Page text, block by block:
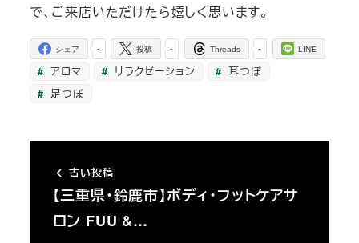
で、ご来店いただけたら嬉しく思います。
-
シェア -
投稿 -
Threads LINE
アロマ リラクゼーション
耳つぼ
足つぼ
古い投稿
【三重県・鈴鹿市】ボディ・フットケアサ
ロン FUU &…